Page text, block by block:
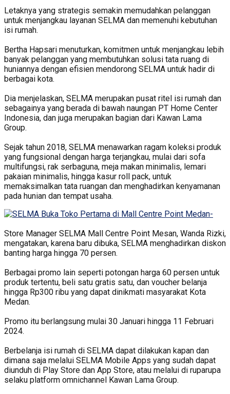
Letaknya yang strategis semakin memudahkan pelanggan
untuk menjangkau layanan SELMA dan memenuhi kebutuhan
isi rumah.
Bertha Hapsari menuturkan, komitmen untuk menjangkau lebih
banyak pelanggan yang membutuhkan solusi tata ruang di
huniannya dengan efisien mendorong SELMA untuk hadir di
berbagai kota.
Dia menjelaskan, SELMA merupakan pusat ritel isi rumah dan
sebagainya yang berada di bawah naungan PT Home Center
Indonesia, dan juga merupakan bagian dari Kawan Lama
Group.
Sejak tahun 2018, SELMA menawarkan ragam koleksi produk
yang fungsional dengan harga terjangkau, mulai dari sofa
multifungsi, rak serbaguna, meja makan minimalis, lemari
pakaian minimalis, hingga kasur roll pack, untuk
memaksimalkan tata ruangan dan menghadirkan kenyamanan
pada hunian dan tempat usaha.
Store Manager SELMA Mall Centre Point Mesan, Wanda Rizki,
mengatakan, karena baru dibuka, SELMA menghadirkan diskon
banting harga hingga 70 persen.
Berbagai promo lain seperti potongan harga 60 persen untuk
produk tertentu, beli satu gratis satu, dan voucher belanja
hingga Rp300 ribu yang dapat dinikmati masyarakat Kota
Medan.
Promo itu berlangsung mulai 30 Januari hingga 11 Februari
2024.
Berbelanja isi rumah di SELMA dapat dilakukan kapan dan
dimana saja melalui SELMA Mobile Apps yang sudah dapat
diunduh di Play Store dan App Store, atau melalui di ruparupa
selaku platform omnichannel Kawan Lama Group.